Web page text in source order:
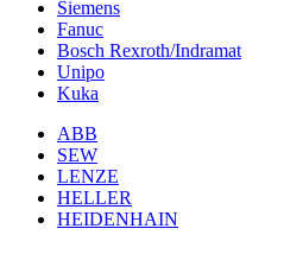
Siemens
Fanuc
Bosch Rexroth/Indramat
Unipo
Kuka
ABB
SEW
LENZE
HELLER
HEIDENHAIN